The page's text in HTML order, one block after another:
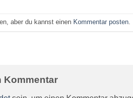
aber du kannst einen Kommentar posten
Kommentar